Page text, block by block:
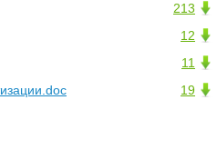
213
12
11
19